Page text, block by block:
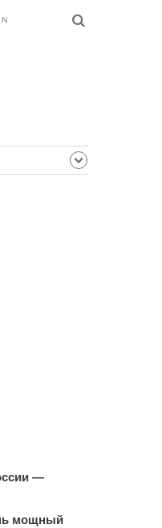
—
мощный